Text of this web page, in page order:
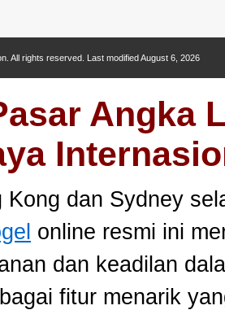
All rights reserved. Last modifiedAugust 6, 2026
Angka
Kong dan Sydney
online resmi ini
dan keadilan
fitur menarik